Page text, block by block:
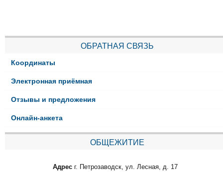
ОБРАТНАЯ СВЯЗЬ
Координаты
Электронная приёмная
Отзывы и предложения
Онлайн-анкета
ОБЩЕЖИТИЕ
Адрес г. Петрозаводск, ул. Лесная, д. 17